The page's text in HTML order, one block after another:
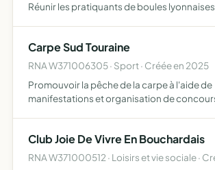
Réunir les pratiquants de boules lyonnaises
Carpe Sud Touraine
RNA W371006305 · Sport · Créée en 2025
Promouvoir la pêche de la carpe à l'aide de
manifestations et organisation de
Club Joie De Vivre En Bouchardais
RNA W371000512 · Loisirs et vie sociale ·